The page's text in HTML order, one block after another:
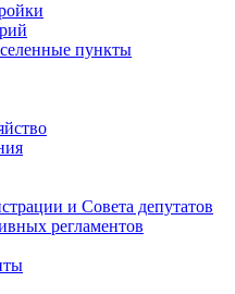
пункты
и Совета депутатов
регламентов